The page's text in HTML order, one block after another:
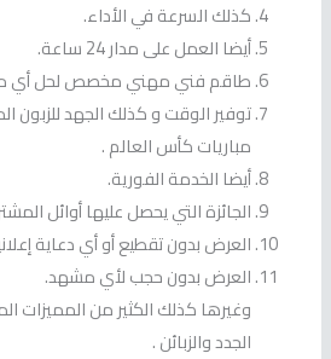
كذلك السرعة في الأداء.
أيضا العمل على مدار 24 ساعة.
طاقم فني مهني مخصص لحل أي
توفير الوقت و كذلك الجهد
مباريات كأس العالم .
أيضا الخدمة الفورية.
الجائزة التي يحصل عليها أوائل
العرض بدون تقطيع أو أي دعاية
العرض بدون حجب لأي مشهد.
وغيرها كذلك الكثير من المميزات
الجدد والزبائن .